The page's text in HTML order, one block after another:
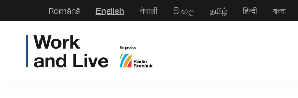
Română English नेपाली සිංහල தமிழ் हिन्दी বাংলা